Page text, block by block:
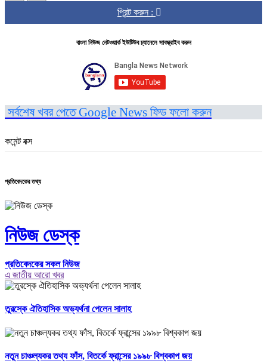
প্রিন্ট করুন :
বাংলা নিউজ নেটওয়ার্ক ইউটিউব চ্যানেলে সাবস্ক্রাইব করুন
সর্বশেষ খবর পেতে Google News ফিড ফলো করুন
কমেন্ট বক্স
প্রতিবেদকের তথ্য
নিউজ ডেস্ক
প্রতিবেদকের সকল নিউজ
এ জাতীয় আরো খবর
তুরস্কে ঐতিহাসিক অভ্যর্থনা পেলেন সালাহ
নতুন চাঞ্চল্যকর তথ্য ফাঁস, বিতর্কে ফ্রান্সের ১৯৯৮ বিশ্বকাপ জয়